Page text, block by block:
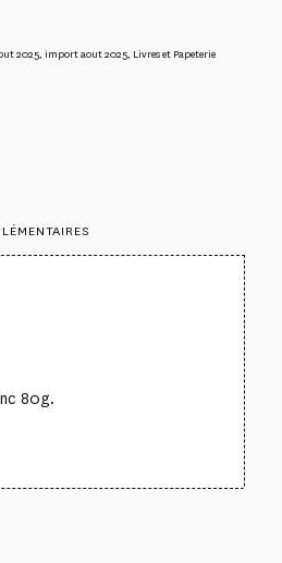
2025, import aout 2025, Livres et Papeterie
80g.